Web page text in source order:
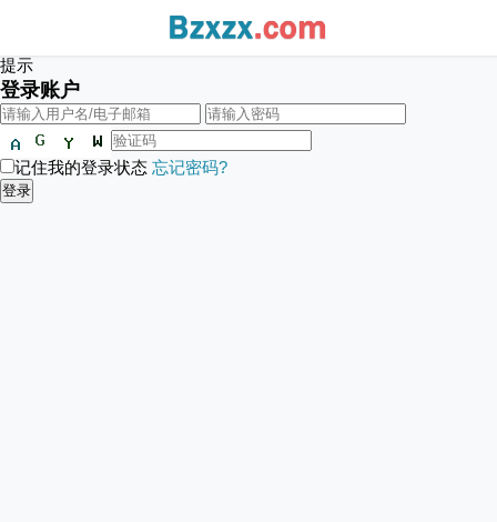
提示
登录账户
记住我的登录状态 忘记密码?
登录